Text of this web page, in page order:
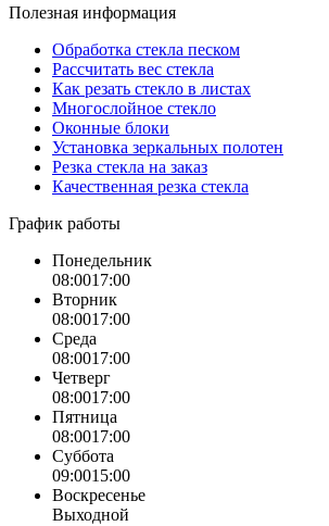
Полезная информация
Обработка стекла песком
Рассчитать вес стекла
Как резать стекло в листах
Многослойное стекло
Оконные блоки
Установка зеркальных полотен
Резка стекла на заказ
Качественная резка стекла
График работы
Понедельник
08:0017:00
Вторник
08:0017:00
Среда
08:0017:00
Четверг
08:0017:00
Пятница
08:0017:00
Суббота
09:0015:00
Воскресенье
Выходной